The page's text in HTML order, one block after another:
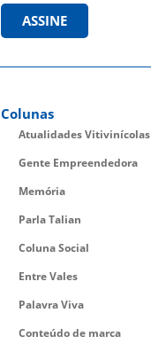
ASSINE
Colunas
Atualidades Vitivinícolas
Gente Empreendedora
Memória
Parla Talian
Coluna Social
Entre Vales
Palavra Viva
Conteúdo de marca